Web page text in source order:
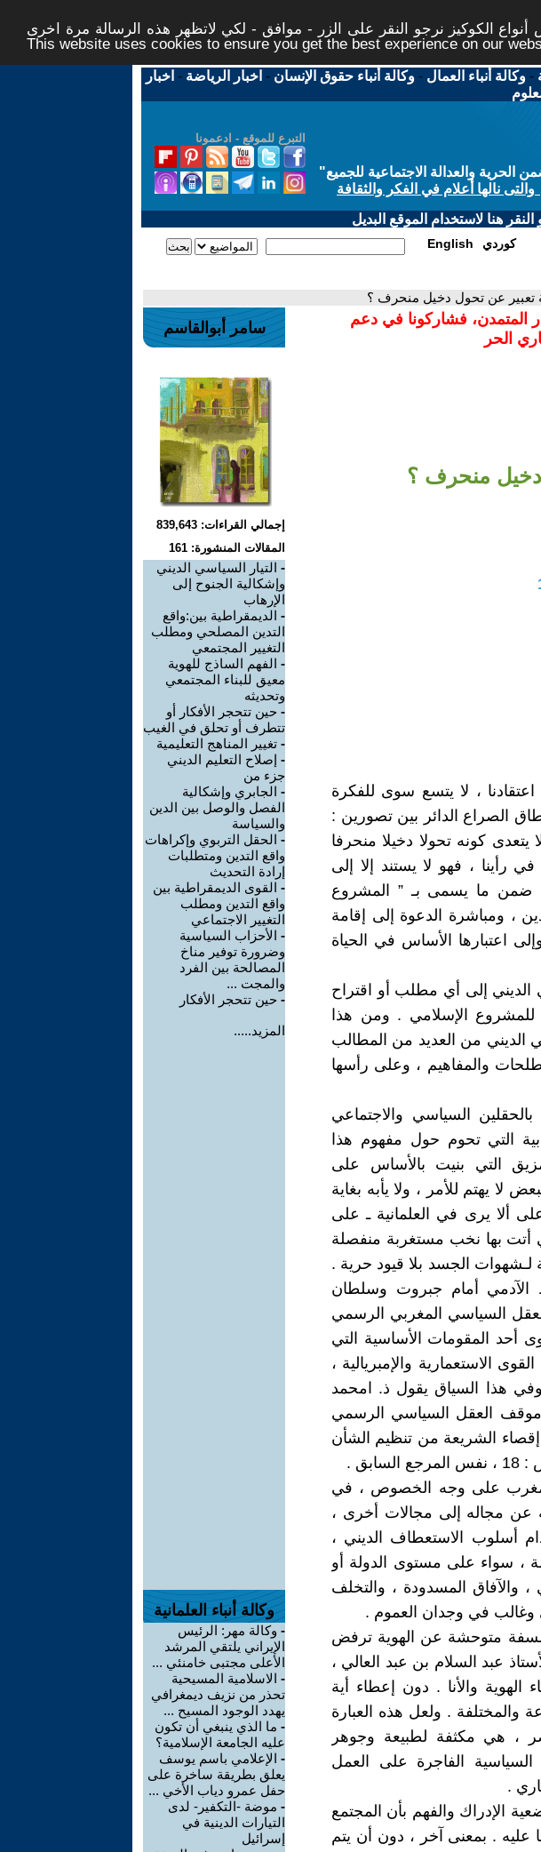
الكوكيز نرجو النقر على الزر - موافق - لكي لاتظهر هذه الرسالة مرة اخرى -
This website uses cookies to ensure you get the best experience on our
-وكالة أنباء العمال -وكالة أنباء حقوق الإنسان - اخبار الرياضة - اخبار
التبرع للموقع - ادعمونا
والعدالة الاجتماعية للجميع"
نالها أعلام في الفكر والثقافة
هنا لاستخدام الموقع البديل
English كوردي
تعبير عن تحول دخيل منحرف ؟
المتمدن، فشاركونا في دعم
الحر
دخيل منحرف ؟
، لا يتسع سوى للفكرة
الصراع الدائر بين تصورين :
يتعدى كونه تحولا دخيلا منحرفا
، فهو لا يستند إلا إلى
ضمن ما يسمى بـ ” المشروع
، ومباشرة الدعوة إلى إقامة
اعتبارها الأساس في الحياة
الديني إلى أي مطلب أو اقتراح
للمشروع الإسلامي . ومن هذا
الديني من العديد من المطالب
والمفاهيم ، وعلى رأسها
السياسي والاجتماعي
التي تحوم حول مفهوم هذا
التي بنيت بالأساس على
لا يهتم للأمر ، ولا يأبه بغاية
ألا يرى في العلمانية ـ على
أتت بها نخب مستغربة منفصلة
لـشهوات الجسد بلا قيود حرية .
الآدمي أمام جبروت وسلطان
، تقرير في نقد العقل السياسي المغربي الرسمي
أحد المقومات الأساسية التي
الاستعمارية والإمبريالية ،
هذا السياق يقول ذ. امحمد
موقف العقل السياسي الرسمي
الشريعة من تنظيم الشأن
.
على وجه الخصوص ، في
مجاله إلى مجالات أخرى ،
أسلوب الاستعطاف الديني ،
، سواء على مستوى الدولة أو
والآفاق المسدودة ، والتخلف
وغالب في وجدان العموم .
متوحشة عن الهوية ترفض
عبد السلام بن عبد العالي ،
والأنا . دون إعطاء أية
والمختلفة . ولعل هذه العبارة
، هي مكثفة لطبيعة وجوهر
الفاجرة على العمل
الإدراك والفهم بأن المجتمع
عليه . بمعنى آخر ، دون أن يتم
سامر أبوالقاسم
إجمالي القراءات: 839,643
المقالات المنشورة: 161
- التيار السياسي الديني
وإشكالية الجنوح إلى
الإرهاب
- الديمقراطية بين:واقع
التدين المصلحي ومطلب
التغيير المجتمعي
- الفهم الساذج للهوية
معيق للبناء المجتمعي
وتحديثه
- حين تتحجر الأفكار أو
تتطرف أو تحلق في الغيب
- تغيير المناهج التعليمية
- إصلاح التعليم الديني
جزء من
- الجابري وإشكالية
الفصل والوصل بين الدين
والسياسة
- الحقل التربوي وإكراهات
واقع التدين ومتطلبات
إرادة التحديث
- القوى الديمقراطية بين
واقع التدين ومطلب
التغيير الاجتماعي
- الأحزاب السياسية
وضرورة توفير مناخ
المصالحة بين الفرد
والمجت ...
- حين تتحجر الأفكار
المزيد.....
وكالة أنباء العلمانية
- وكالة مهر: الرئيس
الإيراني يلتقي المرشد
الأعلى مجتبى خامنئي ...
- الاسلامية المسيحية
تحذر من نزيف ديمغرافي
يهدد الوجود المسيح ...
- ما الذي ينبغي أن تكون
عليه الجامعة الإسلامية؟
- الإعلامي باسم يوسف
يعلق بطريقة ساخرة على
حفل عمرو دياب الأخي ...
- موضة -التكفير- لدى
التيارات الدينية في
إسرائيل